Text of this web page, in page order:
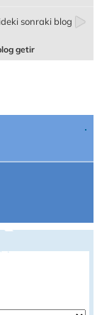
sonraki blog
getir